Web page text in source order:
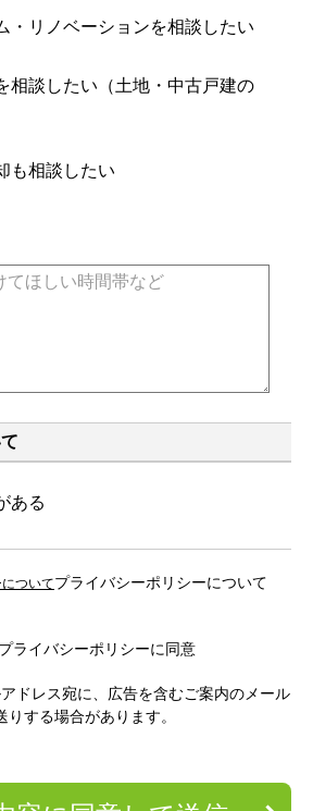
・リノベーションを相談したい
相談したい（土地・中古戸建の
も相談したい
ある
ついてプライバシーポリシーについて
プライバシーポリシーに同意
ドレス宛に、広告を含むご案内のメール
りする場合があります。